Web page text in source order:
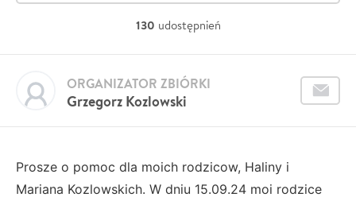
130 udostępnień
Grzegorz Kozlowski
ORGANIZATOR ZBIÓRKI
Prosze o pomoc dla moich rodzicow, Haliny i
Mariana Kozlowskich. W dniu 15.09.24 moi rodzice